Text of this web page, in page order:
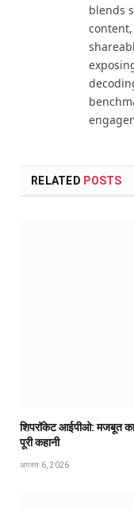
blends
RELATED POSTS
शिपरॉकेट आईपीओ: मजबूत
पूरी कहानी
अगस्त 6, 2026